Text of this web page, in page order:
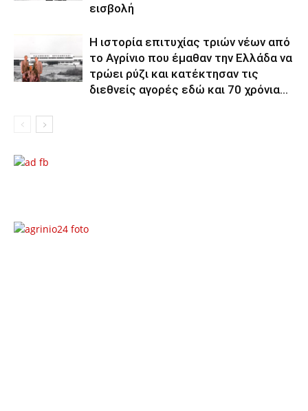
εισβολή
Η ιστορία επιτυχίας τριών νέων από
το Αγρίνιο που έμαθαν την Ελλάδα να
τρώει ρύζι και κατέκτησαν τις
διεθνείς αγορές εδώ και 70 χρόνια...